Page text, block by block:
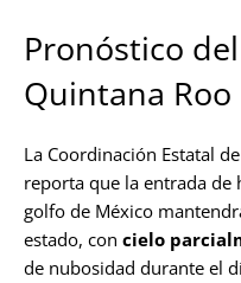
Pronóstico
Quintana Roo
La Coordinación Estatal
reporta que la entrada de
golfo de México
estado, con cielo
de nubosidad durante el